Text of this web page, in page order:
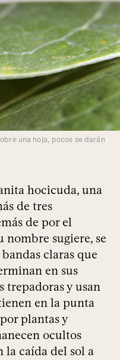
una hoja, pocos se darán
hocicuda, una
de tres
de por el
sugiere, se
claras que
en sus
trepadoras y usan
en la punta
plantas y
ocultos
la caída del sol a